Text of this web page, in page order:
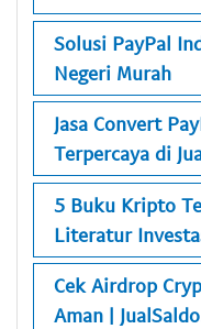
Solusi PayPal
Negeri Murah
Jasa Convert
Terpercaya di
5 Buku Kripto
Literatur
Cek Airdrop
Aman |